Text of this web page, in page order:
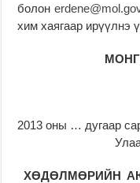
болон
хим хаягаар ирүүлнэ
2013 оны …
ХӨДӨЛМӨРИЙН